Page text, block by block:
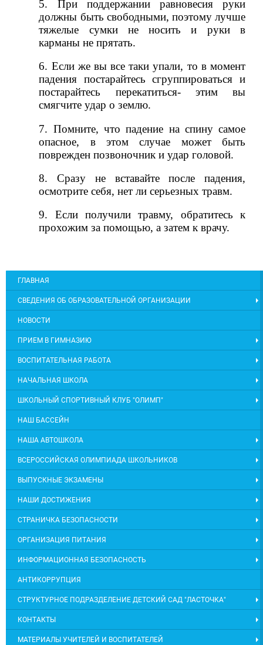
5.
При поддержании равновесия руки
должны быть свободными, поэтому лучше
тяжелые сумки не носить и руки в
карманы не прятать.
6. Если же вы все таки упали, то в момент
падения постарайтесь сгруппироваться и
постарайтесь перекатиться- этим вы
смягчите удар о землю.
7. Помните, что падение на спину самое
опасное, в этом случае может быть
поврежден позвоночник и удар головой.
8.
Сразу не вставайте после падения,
осмотрите себя, нет ли серьезных травм.
9.
Если получили травму, обратитесь к
прохожим за помощью, а затем к врачу.
ГЛАВНАЯ
СВЕДЕНИЯ ОБ ОБРАЗОВАТЕЛЬНОЙ ОРГАНИЗАЦИИ
НОВОСТИ
ПРИЕМ В ГИМНАЗИЮ
ВОСПИТАТЕЛЬНАЯ РАБОТА
НАЧАЛЬНАЯ ШКОЛА
ШКОЛЬНЫЙ СПОРТИВНЫЙ КЛУБ "ОЛИМП"
НАШ БАССЕЙН
НАША АВТОШКОЛА
ВСЕРОССИЙСКАЯ ОЛИМПИАДА ШКОЛЬНИКОВ
ВЫПУСКНЫЕ ЭКЗАМЕНЫ
НАШИ ДОСТИЖЕНИЯ
СТРАНИЧКА БЕЗОПАСНОСТИ
ОРГАНИЗАЦИЯ ПИТАНИЯ
ИНФОРМАЦИОННАЯ БЕЗОПАСНОСТЬ
АНТИКОРРУПЦИЯ
СТРУКТУРНОЕ ПОДРАЗДЕЛЕНИЕ ДЕТСКИЙ САД "ЛАСТОЧКА"
КОНТАКТЫ
МАТЕРИАЛЫ УЧИТЕЛЕЙ И ВОСПИТАТЕЛЕЙ